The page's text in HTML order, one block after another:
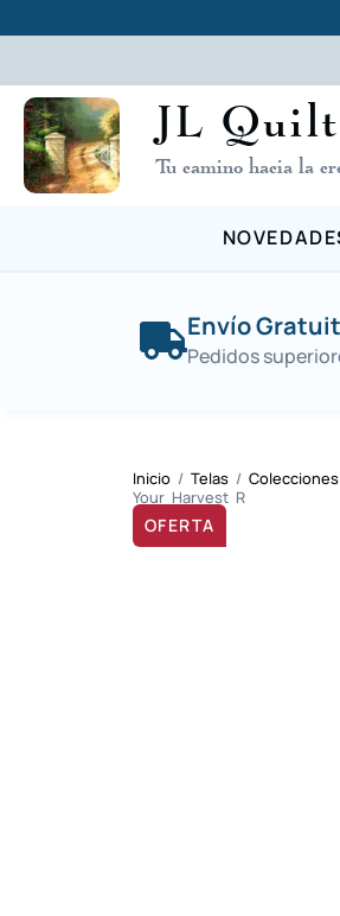
JL
Tu camino hacia la
Envío
Pedidos
Inicio / Telas / Colecciones
Your Harvest R
OFERTA